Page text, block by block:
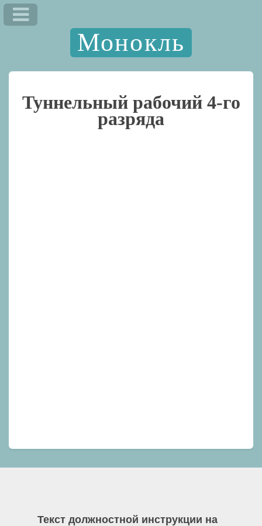
Монокль
Туннельный рабочий 4-го
разряда
Текст должностной инструкции на